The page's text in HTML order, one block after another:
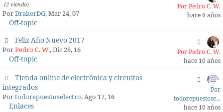
(2 viendo)
PorDrakerDG, Mar 24, 07
Off-topic
Por Pedro C. W.
hace 6 años
Feliz Año Nuevo 2017
PorPedro C. W., Dic 28, 16
Off-topic
Por Pedro C. W.
hace 10 años
Tienda online de electrónica y circuitos
integrados
Portodorepuestoselectro, Ago 17, 16
Enlaces
Por
todorepuestose...
hace 10 años